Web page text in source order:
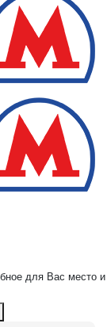
для Вас место и